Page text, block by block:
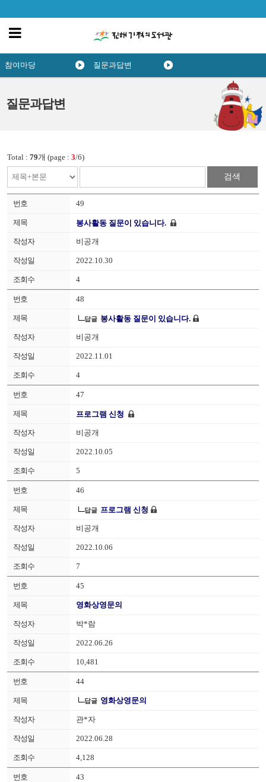
질문과답변
참여마당 질문과답변
Total : 79개 (page : 3/6)
검색
49
봉사활동 질문이 있습니다.
비공개
2022.10.30
4
48
답글 봉사활동 질문이 있습니다.
비공개
2022.11.01
4
47
프로그램 신청
비공개
2022.10.05
5
46
답글 프로그램 신청
비공개
2022.10.06
7
45
영화상영문의
박*람
2022.06.26
10,481
44
답글 영화상영문의
관*자
2022.06.28
4,128
43